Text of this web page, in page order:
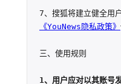
7、搜狐将建立健全用
《YouNews隐私政策》
三、使用规则
1、用户应对以其账号